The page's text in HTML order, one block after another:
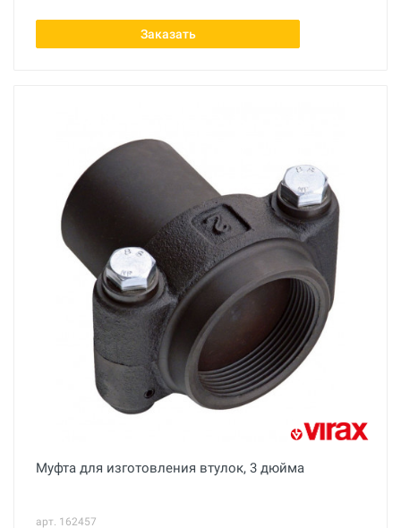
Заказать
Муфта для изготовления втулок, 3 дюйма
арт. 162457